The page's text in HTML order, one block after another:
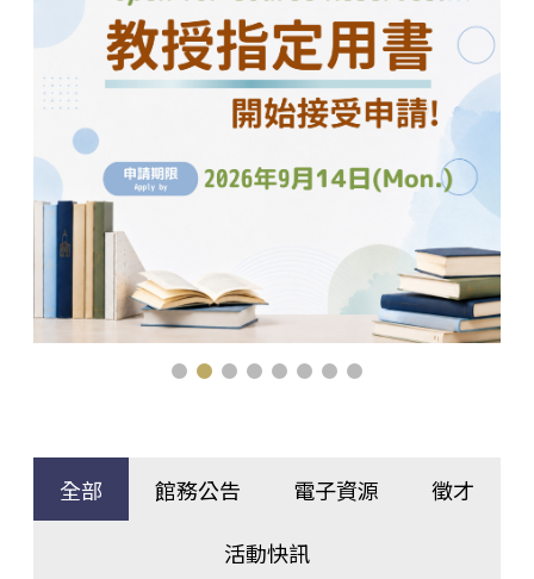
全部 館務公告 電子資源 徵才
活動快訊